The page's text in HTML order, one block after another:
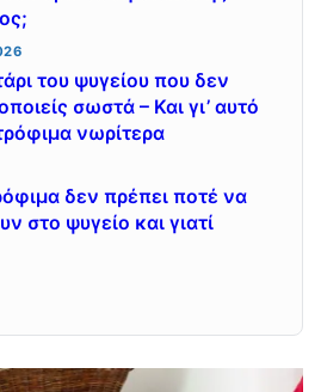
του ψυγείου που δεν
σωστά – Και γι’ αυτό
νωρίτερα
δεν πρέπει ποτέ να
στο ψυγείο και γιατί